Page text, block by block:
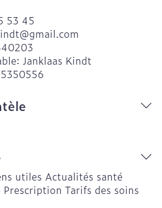
53 45
gmail.com
Janklaas Kindt
utiles Actualités santé
Prescription Tarifs des soins